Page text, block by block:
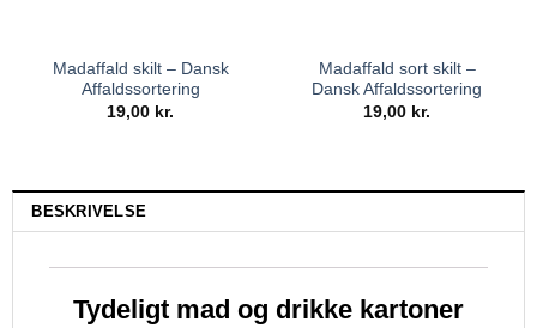
Madaffald skilt – Dansk
Affaldssortering
19,00 kr.
Madaffald sort skilt –
Dansk Affaldssortering
19,00 kr.
BESKRIVELSE
Tydeligt mad og drikke kartoner